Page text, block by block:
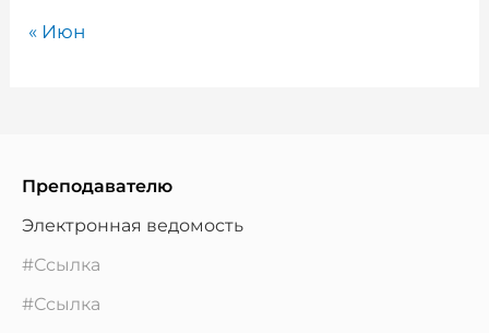
« Июн
Преподавателю
Электронная ведомость
#Ссылка
#Ссылка